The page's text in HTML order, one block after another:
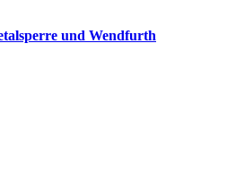
und Wendfurth